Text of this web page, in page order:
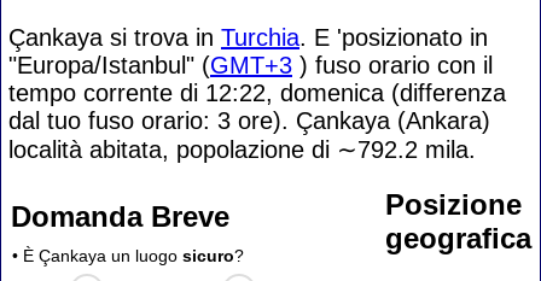
Çankaya si trova in Turchia. E 'posizionato in
"Europa/Istanbul" (GMT+3 ) fuso orario con il
tempo corrente di 12:22, domenica (differenza
dal tuo fuso orario: 3 ore). Çankaya (Ankara)
località abitata, popolazione di ∼792.2 mila.
Domanda Breve
• È Çankaya un luogo sicuro?
Posizione
geografica